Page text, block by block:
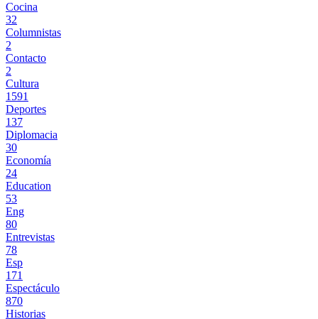
Cocina
32
Columnistas
2
Contacto
2
Cultura
1591
Deportes
137
Diplomacia
30
Economía
24
Education
53
Eng
80
Entrevistas
78
Esp
171
Espectáculo
870
Historias